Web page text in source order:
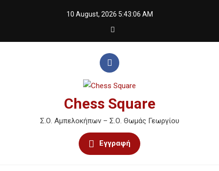
10 August, 2026 5:43:06 AM
Chess Square
Σ.Ο. Αμπελοκήπων – Σ.Ο. Θωμάς Γεωργίου
Εγγραφή